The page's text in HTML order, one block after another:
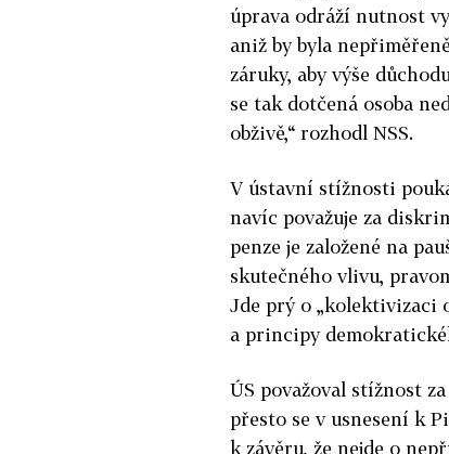
úprava odráží nutnost
aniž by byla
záruky, aby výše
se tak dotčená osoba
obživě,“ rozhodl NSS.
V ústavní stížnosti
navíc považuje za
penze je založené na
skutečného vlivu,
Jde prý o „kolektivizaci
a principy
ÚS považoval stížnost
přesto se v usnesení k
k závěru, že nejde o